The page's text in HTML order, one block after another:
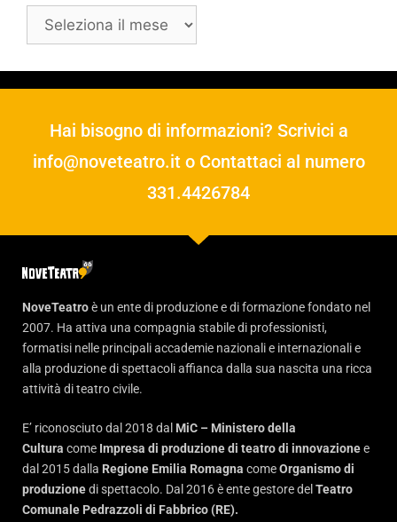
Hai bisogno di informazioni? Scrivici a
info@noveteatro.ito Contattaci al numero
331.4426784
NoveTeatroè un ente di produzione e di formazione fondato nel
2007. Ha attiva una compagnia stabile di professionisti,
formatisi nelle principali accademie nazionali e internazionali e
alla produzione di spettacoli affianca dalla sua nascita una ricca
attività di teatro civile.
E’ riconosciuto dal 2018 dal MiC – Ministero della
Cultura come Impresa di produzione di teatro di innovazionee
dal 2015 dalla Regione Emilia Romagna comeOrganismo di
produzionedi spettacolo. Dal 2016 è ente gestore del Teatro
Comunale Pedrazzoli di Fabbrico (RE).